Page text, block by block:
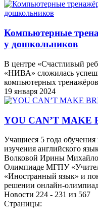
Компьютерные
у дошкольников
В центре «Счастливый
«НИВА» сложилась
компьютерных
19 января 2024
YOU CAN’T MAKE
Учащиеся 5 года
изучения английского
Волковой Ирины
Олимпиаде МГПУ
«Иностранный язык» и
решении онлайн-
Новости 224 - 231 из 567
Страницы: